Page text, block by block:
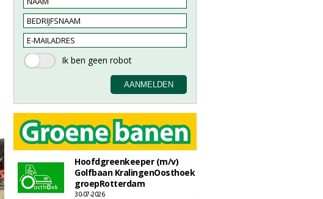
Hoofdgreenkeeper (m/v)
Golfbaan KralingenOosthoek
groepRotterdam
30-07-2026